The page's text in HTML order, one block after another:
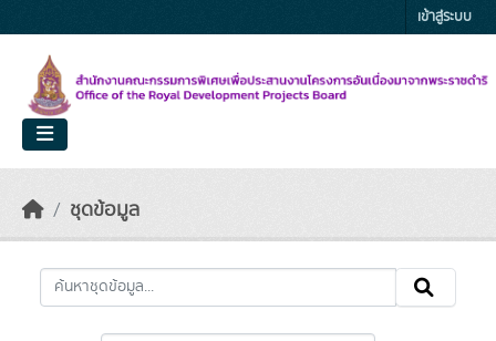
เข้าสู่ระบบ
ชุดข้อมูล